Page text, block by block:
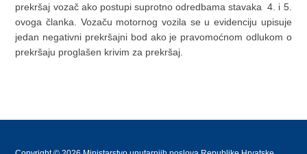
prekršaj vozač ako postupi suprotno odredbama stavaka 4. i 5.
ovoga članka. Vozaču motornog vozila se u evidenciju upisuje
jedan negativni prekršajni bod ako je pravomoćnom odlukom o
prekršaju proglašen krivim za prekršaj.